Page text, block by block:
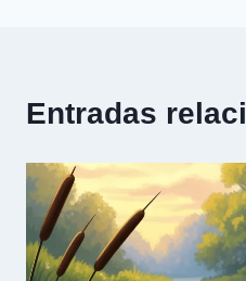
Entradas